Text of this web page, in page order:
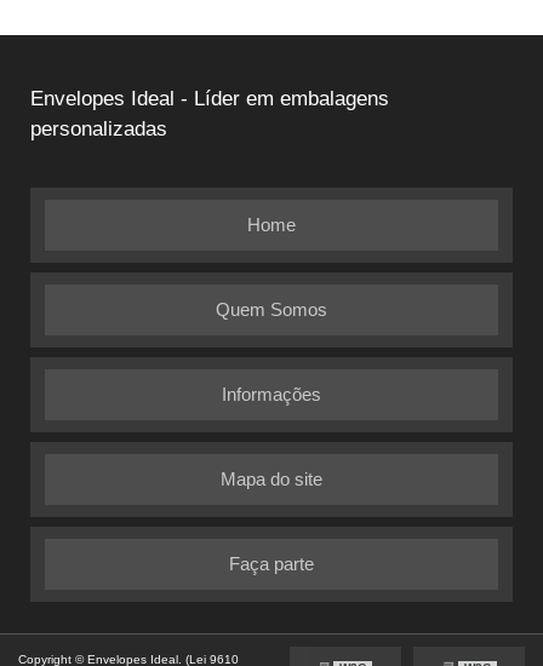
Envelopes Ideal - Líder em embalagens
personalizadas
Home
Quem Somos
Informações
Mapa do site
Faça parte
Copyright © Envelopes Ideal. (Lei 9610